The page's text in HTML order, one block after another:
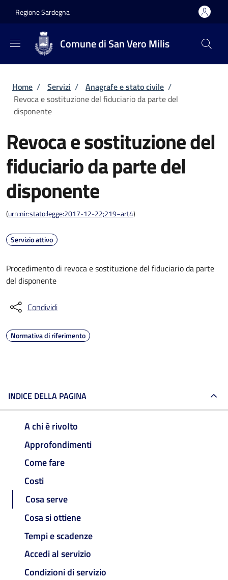
Regione Sardegna
Comune di San Vero Milis
Briciole di pane
Home / Servizi / Anagrafe e stato civile /
Revoca e sostituzione del fiduciario da parte del
disponente
Revoca e sostituzione del
fiduciario da parte del
disponente
(urn:nir:stato:legge:2017-12-22;219~art4)
Servizio attivo
Procedimento di revoca e sostituzione del fiduciario da parte
del disponente
Condividi
Normativa di riferimento
INDICE DELLA PAGINA
A chi è rivolto
Approfondimenti
Come fare
Costi
Cosa serve
Cosa si ottiene
Tempi e scadenze
Accedi al servizio
Condizioni di servizio